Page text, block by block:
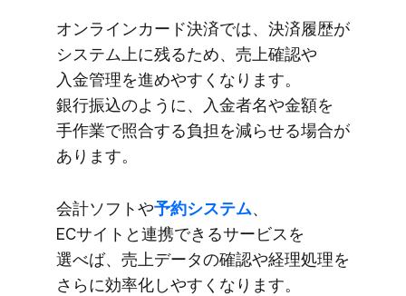
オンラインカード決済では、​決済履歴が​
システム上に​残る​ため、​売上確認や​
入金管理を​進めやすくなります。​
銀行振込のように、​入金者名や​金額を​
手作業で​照合する​負担を​減らせる​場合が​
あります。
会計ソフトや​予約システム、​
ECサイトと​連携できる​サービスを​
選べば、​売上データの​確認や​経理処理を​
さらに​効率化しやすくなります。​